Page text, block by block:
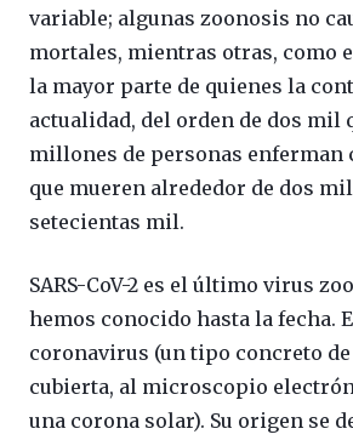
variable; algunas zoonosis no
mortales, mientras otras, como
la mayor parte de quienes la
actualidad, del orden de dos mil
millones de personas enferman
que mueren alrededor de dos
setecientas mil.
SARS-CoV-2 es el último virus
hemos conocido hasta la fecha.
coronavirus (un tipo concreto
cubierta, al microscopio
una corona solar). Su origen se